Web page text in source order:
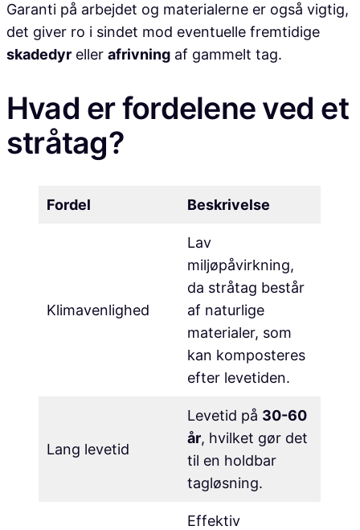
Garanti på arbejdet og materialerne er også vigtig,
det giver ro i sindet mod eventuelle fremtidige
skadedyr eller afrivning af gammelt tag.
Hvad er fordelene ved et
stråtag?
Fordel Beskrivelse
Klimavenlighed
Lav
miljøpåvirkning,
da stråtag består
af naturlige
materialer, som
kan komposteres
efter levetiden.
Lang levetid
Levetid på 30-60
år, hvilket gør det
til en holdbar
tagløsning.
Effektiv